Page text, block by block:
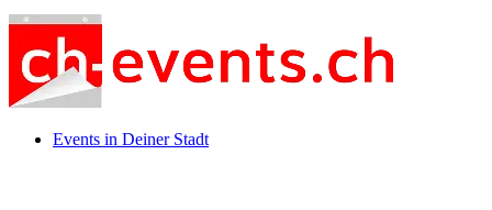
Events in Deiner Stadt